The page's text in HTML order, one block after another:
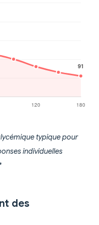
typique pour
individuelles
des